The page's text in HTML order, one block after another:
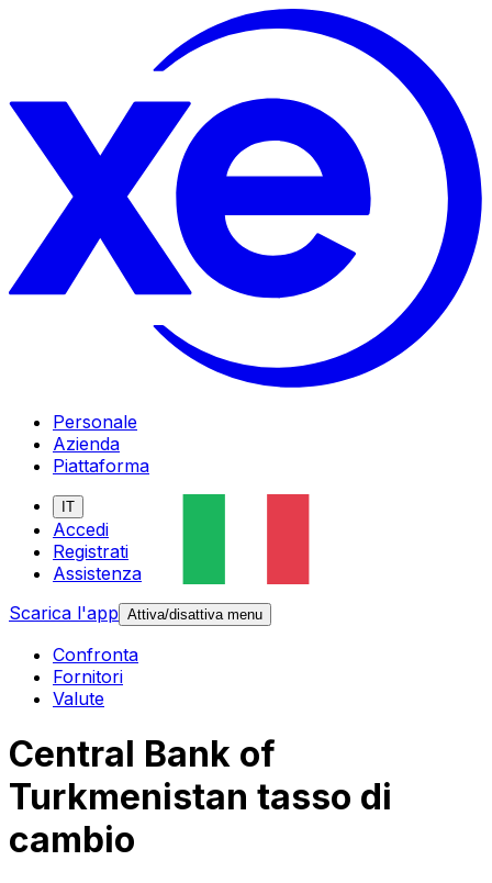
Personale
Azienda
Piattaforma
IT
Accedi
Registrati
Assistenza
Scarica l'app Attiva/disattiva menu
Confronta
Fornitori
Valute
Central Bank of
Turkmenistan tasso di
cambio